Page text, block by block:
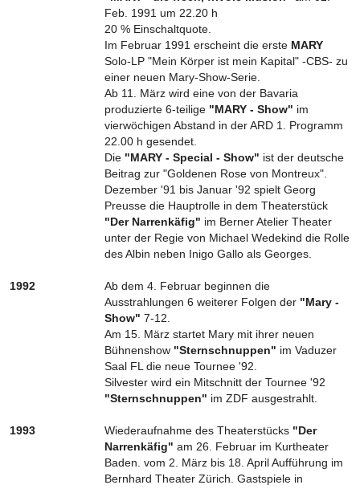
Feb. 1991 um 22.20 h
20 % Einschaltquote.
Im Februar 1991 erscheint die erste MARY
Solo-LP "Mein Körper ist mein Kapital" -CBS- zu
einer neuen Mary-Show-Serie.
Ab 11. März wird eine von der Bavaria
produzierte 6-teilige "MARY - Show" im
vierwöchigen Abstand in der ARD 1. Programm
22.00 h gesendet.
Die "MARY - Special - Show" ist der deutsche
Beitrag zur "Goldenen Rose von Montreux".
Dezember '91 bis Januar '92 spielt Georg
Preusse die Hauptrolle in dem Theaterstück
"Der Narrenkäfig" im Berner Atelier Theater
unter der Regie von Michael Wedekind die Rolle
des Albin neben Inigo Gallo als Georges.
1992
Ab dem 4. Februar beginnen die
Ausstrahlungen 6 weiterer Folgen der "Mary -
Show" 7-12.
Am 15. März startet Mary mit ihrer neuen
Bühnenshow "Sternschnuppen" im Vaduzer
Saal FL die neue Tournee '92.
Silvester wird ein Mitschnitt der Tournee '92
"Sternschnuppen" im ZDF ausgestrahlt.
1993 Wiederaufnahme des Theaterstücks "Der
Narrenkäfig" am 26. Februar im Kurtheater
Baden. vom 2. März bis 18. April Aufführung im
Bernhard Theater Zürich. Gastspiele in